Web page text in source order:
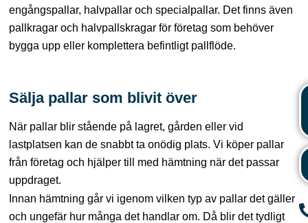
engångspallar, halvpallar och specialpallar. Det finns även
pallkragar och halvpallskragar för företag som behöver
bygga upp eller komplettera befintligt pallflöde.
Sälja pallar som blivit över
När pallar blir stående på lagret, gården eller vid
lastplatsen kan de snabbt ta onödig plats. Vi köper pallar
från företag och hjälper till med hämtning när det passar
uppdraget.
Innan hämtning går vi igenom vilken typ av pallar det gäller
och ungefär hur många det handlar om. Då blir det tydligt